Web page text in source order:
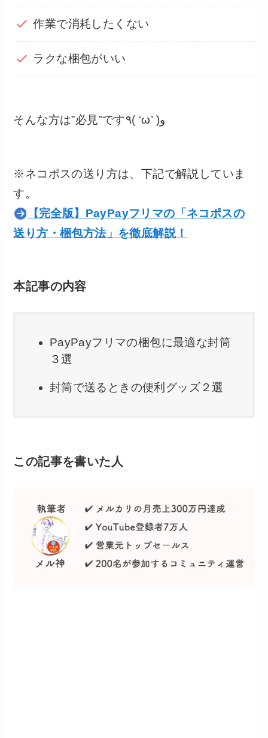
作業で消耗したくない
ラクな梱包がいい
そんな方は”必見”です٩( ‘ω’ )و
※ネコポスの送り方は、下記で解説していま
す。
【完全版】PayPayフリマの「ネコポスの
送り方・梱包方法」を徹底解説！
本記事の内容
PayPayフリマの梱包に最適な封筒
３選
封筒で送るときの便利グッズ２選
この記事を書いた人